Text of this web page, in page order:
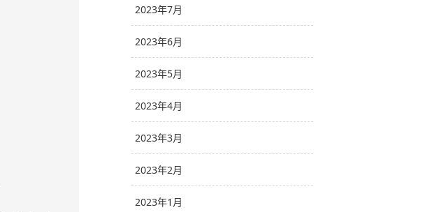
2023年7月
2023年6月
2023年5月
2023年4月
2023年3月
2023年2月
2023年1月